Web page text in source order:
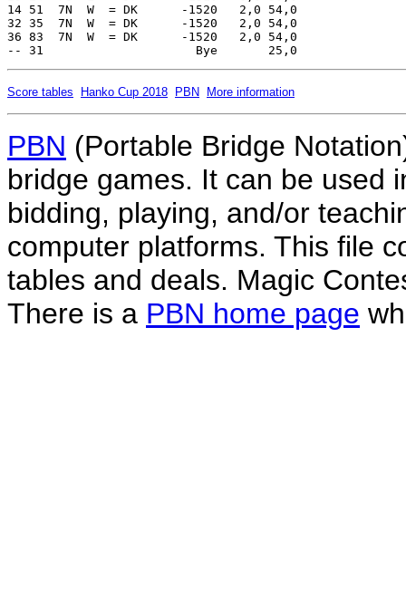
Score tables Hanko Cup 2018 PBN More information
PBN (Portable Bridge
bridge games. It can be used
bidding, playing, and/or
computer platforms. This file
tables and deals. Magic
There is a PBN home page